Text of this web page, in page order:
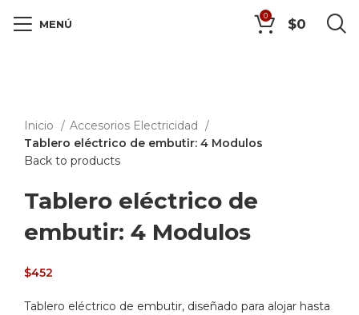
MENÚ
0 $0
Inicio
Accesorios Electricidad
Tablero eléctrico de embutir: 4 Modulos
Back to products
Tablero eléctrico de
embutir: 4 Modulos
$452
Tablero eléctrico de embutir, diseñado para alojar hasta